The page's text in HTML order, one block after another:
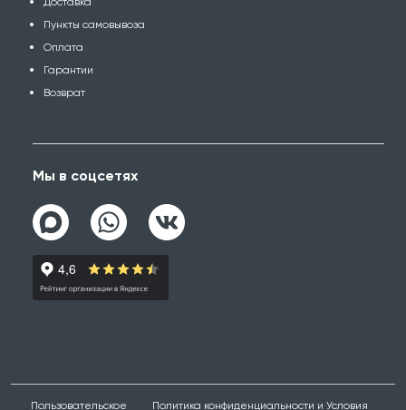
Пункты самовывоза
Оплата
Гарантии
Возврат
Мы в соцсетях
Пользовательское Политика конфиденциальности и Условия